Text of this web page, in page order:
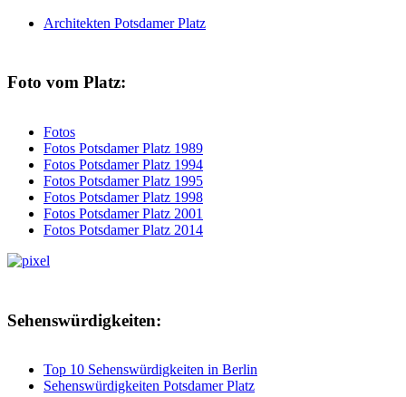
Architekten Potsdamer Platz
Foto vom Platz:
Fotos
Fotos Potsdamer Platz 1989
Fotos Potsdamer Platz 1994
Fotos Potsdamer Platz 1995
Fotos Potsdamer Platz 1998
Fotos Potsdamer Platz 2001
Fotos Potsdamer Platz 2014
Sehenswürdigkeiten:
Top 10 Sehenswürdigkeiten in Berlin
Sehenswürdigkeiten Potsdamer Platz